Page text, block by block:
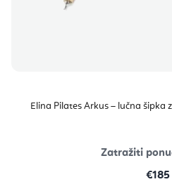
Elina Pilates Arkus – lučna šipka
Zatražiti
€185